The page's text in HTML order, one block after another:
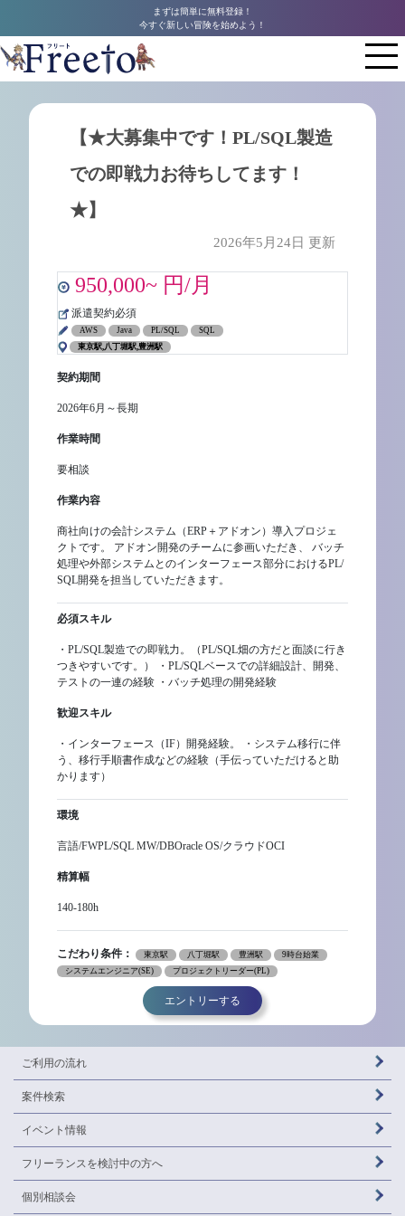
まずは簡単に無料登録！
今すぐ新しい冒険を始めよう！
【★大募集中です！PL/SQL製造
での即戦力お待ちしてます！
★】
2026年5月24日 更新
950,000~ 円/月
派遣契約必須
AWS Java PL/SQL
SQL
東京駅,八丁堀駅,豊洲駅
契約期間
2026年6月～長期
作業時間
要相談
作業内容
商社向けの会計システム（ERP＋アドオン）導入プロジェ
クトです。 アドオン開発のチームに参画いただき、 バッチ
処理や外部システムとのインターフェース部分におけるPL/
SQL開発を担当していただきます。
必須スキル
・PL/SQL製造での即戦力。（PL/SQL畑の方だと面談に行き
つきやすいです。） ・PL/SQLベースでの詳細設計、開発、
テストの一連の経験 ・バッチ処理の開発経験
歓迎スキル
・インターフェース（IF）開発経験。 ・システム移行に伴
う、移行手順書作成などの経験（手伝っていただけると助
かります）
環境
言語/FWPL/SQL MW/DBOracle OS/クラウドOCI
精算幅
140-180h
こだわり条件： 東京駅 八丁堀駅 豊洲駅
9時台始業
システムエンジニア(SE)
プロジェクトリーダー(PL)
エントリーする
ご利用の流れ
案件検索
イベント情報
フリーランスを検討中の方へ
個別相談会